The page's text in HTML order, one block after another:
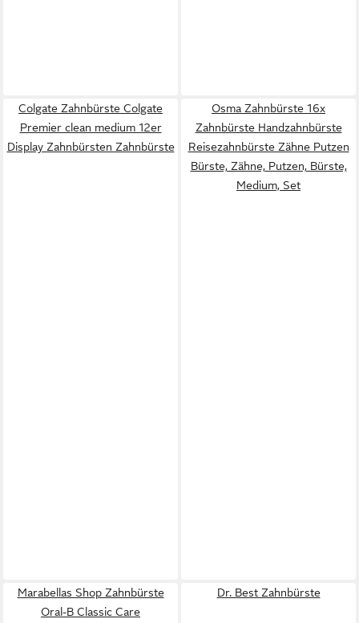
Colgate Zahnbürste Colgate
Premier clean medium 12er
Display Zahnbürsten Zahnbürste
Osma Zahnbürste 16x
Zahnbürste Handzahnbürste
Reisezahnbürste Zähne Putzen
Bürste, Zähne, Putzen, Bürste,
Medium, Set
Marabellas Shop Zahnbürste
Oral-B Classic Care
Dr. Best Zahnbürste